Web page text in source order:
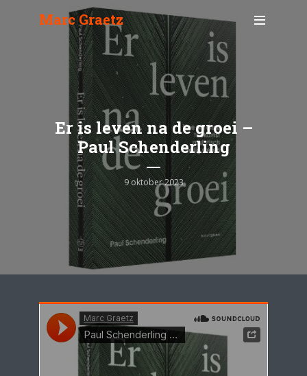
Marc Graetz
Er is leven na de groei –
Paul Schenderling
9 oktober 2023